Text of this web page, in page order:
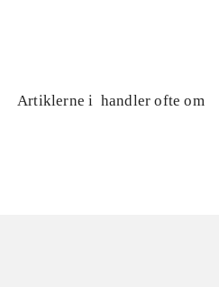
Artiklerne i handler ofte om